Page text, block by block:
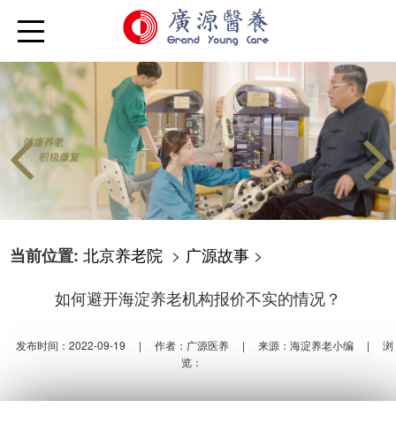
当前位置: 北京养老院 > 广源故事 >
如何避开海淀养老机构报价不实的情况？
发布时间：2022-09-19 | 作者：广源医养 | 来源：海淀养老小编 |
浏
览：